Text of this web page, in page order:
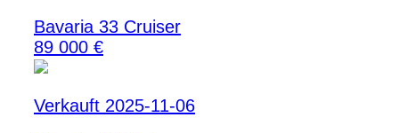
Bavaria 33 Cruiser
89 000 €
Verkauft 2025-11-06